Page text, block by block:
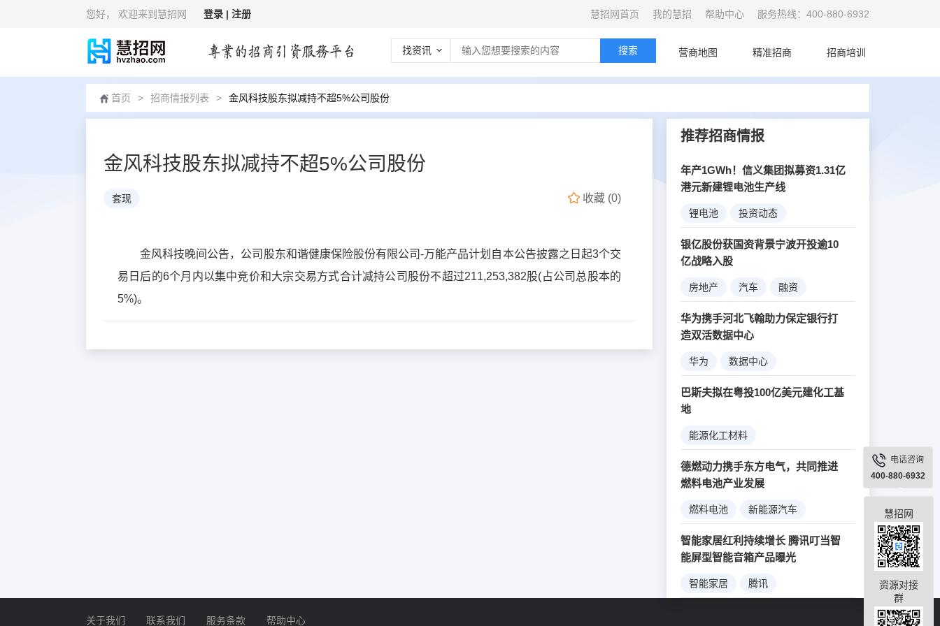
您好， 欢迎来到慧招网 登录 | 注册 慧招网首页 我的慧招 帮助中心 服务热线：400-880-6932
首页 营商地图 精准招商 招商培训
找资讯 搜索
首页 > 招商情报列表 > 金风科技股东拟减持不超5%公司股份
金风科技股东拟减持不超5%公司股份
套现 收藏 (0)
金风科技晚间公告，公司股东和谐健康保险股份有限公司-万能产品计划自本公告披露之日起3个交
易日后的6个月内以集中竞价和大宗交易方式合计减持公司股份不超过211,253,382股(占公司总股本的
5%)。
推荐招商情报
年产1GWh！信义集团拟募资1.31亿
港元新建锂电池生产线
锂电池 投资动态
新能源
银亿股份获国资背景宁波开投逾10
亿战略入股
房地产 汽车 融资
华为携手河北飞翰助力保定银行打
造双活数据中心
华为 数据中心
互联网金融 大数据
银行业务
巴斯夫拟在粤投100亿美元建化工基
地
能源化工材料
德燃动力携手东方电气，共同推进
燃料电池产业发展
燃料电池 新能源汽车
智能家居红利持续增长 腾讯叮当智
能屏型智能音箱产品曝光
智能家居 腾讯
电话咨询
400-880-6932
慧招网
资源对接
群
关于我们
联系我们 服务条款 帮助中心